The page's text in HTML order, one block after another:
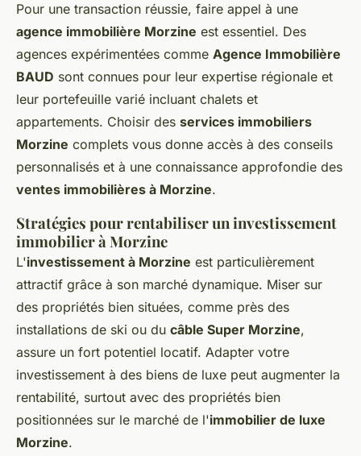
Pour une transaction réussie, faire appel à une
agence immobilière Morzine est essentiel. Des
agences expérimentées comme Agence Immobilière
BAUD sont connues pour leur expertise régionale et
leur portefeuille varié incluant chalets et
appartements. Choisir des services immobiliers
Morzine complets vous donne accès à des conseils
personnalisés et à une connaissance approfondie des
ventes immobilières à Morzine.
Stratégies pour rentabiliser un investissement
immobilier à Morzine
L'investissement à Morzine est particulièrement
attractif grâce à son marché dynamique. Miser sur
des propriétés bien situées, comme près des
installations de ski ou du câble Super Morzine,
assure un fort potentiel locatif. Adapter votre
investissement à des biens de luxe peut augmenter la
rentabilité, surtout avec des propriétés bien
positionnées sur le marché de l'immobilier de luxe
Morzine.